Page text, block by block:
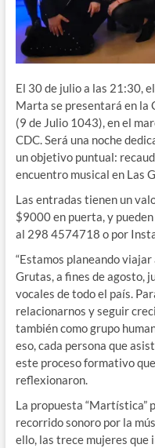
El 30 de julio a las 21:30,
Marta se presentará en la
(9 de Julio 1043), en el
CDC. Será una noche
un objetivo puntual:
encuentro musical en Las
Las entradas tienen un
$9000 en puerta, y
al 298 4574718 o por
“Estamos planeando viajar
Grutas, a fines de agosto,
vocales de todo el país.
relacionarnos y seguir
también como grupo
eso, cada persona que
este proceso formativo
reflexionaron.
La propuesta “Martística”
recorrido sonoro por la
ello, las trece mujeres que